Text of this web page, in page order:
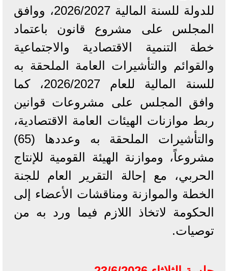
للدولة للسنة المالية 2026/2027، ووافق
المجلس على مشروع قانون باعتماد
خطة التنمية الاقتصادية والاجتماعية
والقوائم والتأشيرات العامة الملحقة به
للسنة المالية للعام 2026/2027، كما
وافق المجلس على مشروعات قوانين
ربط موازنات الهيئات العامة الاقتصادية،
والتأشيرات الملحقة به وعددها (65)
مشروعاً، وموازنة الهيئة القومية للإنتاج
الحربي، مع إحالة التقرير العام للجنة
الخطة والموازنة ومناقشات الأعضاء إلى
الحكومة لاتخاذ اللازم فيما ورد به من
توصيات.